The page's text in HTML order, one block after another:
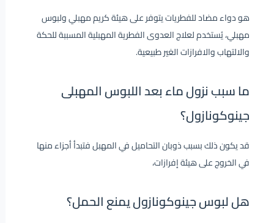
هو دواء مضاد للفطريات يتوفر على هيئة كريم مهبلي ولبوس
مهبلي، يُستخدم لعلاج العدوى الفطرية المهبلية المسببة للحكة
والالتهاب والافرازات الغير طبيعية.
ما سبب نزول ماء بعد اللبوس المهبلى
جينوكونازول؟
قد يكون ذلك بسبب ذوبان التحاميل في المهبل فتبدأ أجزاء منها
في الخروج على هيئة إفرازات،
هل لبوس جينوكونازول يمنع الحمل؟